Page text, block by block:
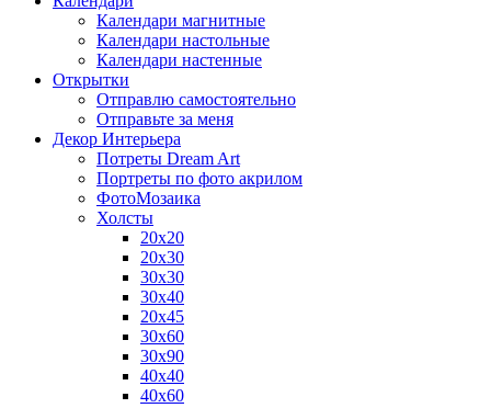
Календари магнитные
Календари настольные
Календари настенные
Открытки
Отправлю самостоятельно
Отправьте за меня
Декор Интерьера
Потреты Dream Art
Портреты по фото акрилом
ФотоМозаика
Холсты
20х20
20х30
30х30
30х40
20х45
30х60
30х90
40х40
40х60